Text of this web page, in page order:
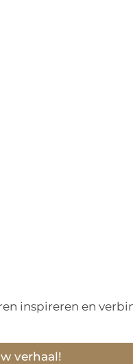
inspireren en
verhaal!